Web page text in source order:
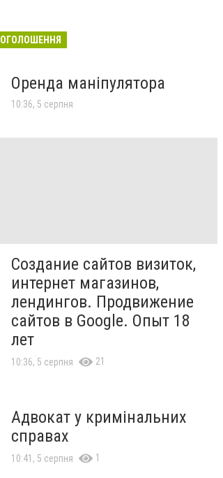
ОГОЛОШЕННЯ
Оренда маніпулятора
10:36, 5 серпня
Создание сайтов визиток,
интернет магазинов,
лендингов. Продвижение
сайтов в Google. Опыт 18
лет
10:36, 5 серпня 21
Адвокат у кримінальних
справах
10:41, 5 серпня 1